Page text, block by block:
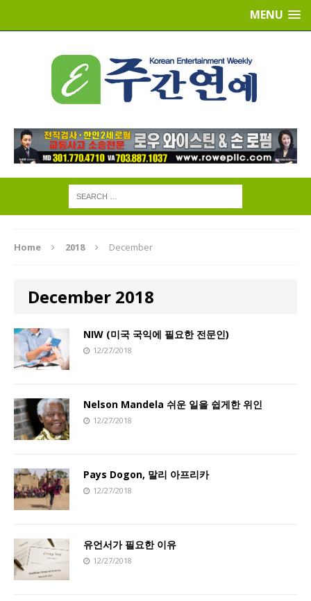
MENU
Home 2018 December
December 2018
NIW (미국 국익에 필요한 전문인)
12/27/2018
Nelson Mandela 쉬운 일을 쉽게한 위인
12/27/2018
Pays Dogon, 말리 아프리카
12/27/2018
유언서가 필요한 이유
12/27/2018